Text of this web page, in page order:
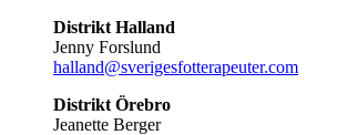
Distrikt Halland
Jenny Forslund
halland@sverigesfotterapeuter.com
Distrikt Örebro
Jeanette Berger